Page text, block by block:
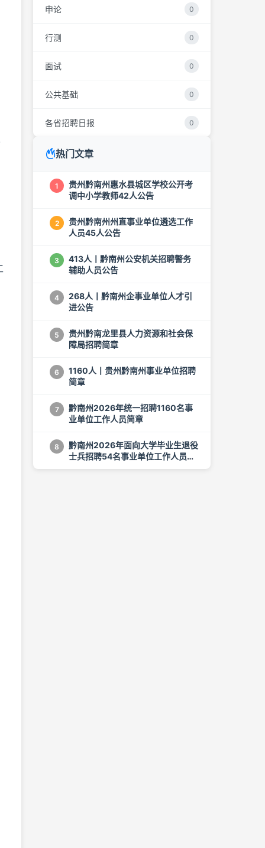
申论 0
行测 0
面试 0
公共基础 0
各省招聘日报 0
热门文章
1
贵州黔南州惠水县城区学校公开考
调中小学教师42人公告
2
贵州黔南州州直事业单位遴选工作
人员45人公告
3
413人丨黔南州公安机关招聘警务
辅助人员公告
4
268人丨黔南州企事业单位人才引
进公告
5
贵州黔南龙里县人力资源和社会保
障局招聘简章
6
1160人丨贵州黔南州事业单位招聘
简章
7
黔南州2026年统一招聘1160名事
业单位工作人员简章
8
黔南州2026年面向大学毕业生退役
士兵招聘54名事业单位工作人员简
章